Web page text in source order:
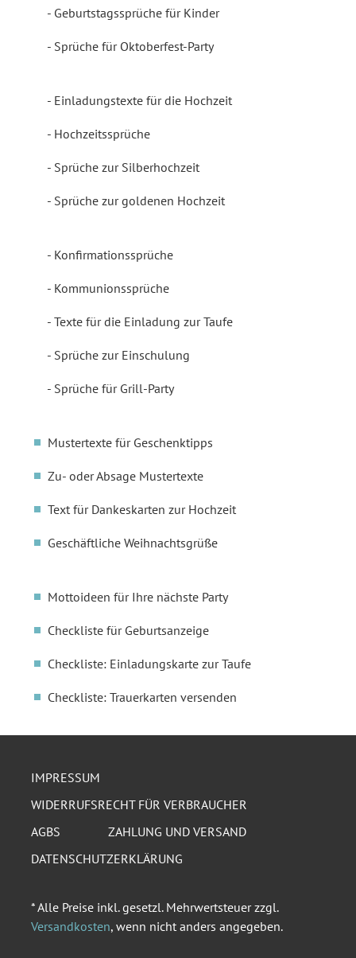
Geburtstagssprüche für Kinder
Sprüche für Oktoberfest-Party
Einladungstexte für die Hochzeit
Hochzeitssprüche
Sprüche zur Silberhochzeit
Sprüche zur goldenen Hochzeit
Konfirmationssprüche
Kommunionssprüche
Texte für die Einladung zur Taufe
Sprüche zur Einschulung
Sprüche für Grill-Party
Mustertexte für Geschenktipps
Zu- oder Absage Mustertexte
Text für Dankeskarten zur Hochzeit
Geschäftliche Weihnachtsgrüße
Mottoideen für Ihre nächste Party
Checkliste für Geburtsanzeige
Checkliste: Einladungskarte zur Taufe
Checkliste: Trauerkarten versenden
IMPRESSUM
WIDERRUFSRECHT FÜR VERBRAUCHER
AGBS
ZAHLUNG UND VERSAND
DATENSCHUTZERKLÄRUNG
* Alle Preise inkl. gesetzl. Mehrwertsteuer zzgl.
Versandkosten, wenn nicht anders angegeben.